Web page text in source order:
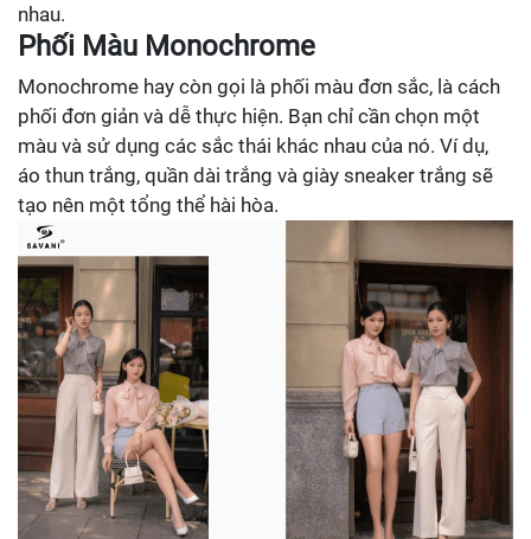
nhau.
Phối Màu Monochrome
Monochrome hay còn gọi là phối màu đơn sắc, là cách
phối đơn giản và dễ thực hiện. Bạn chỉ cần chọn một
màu và sử dụng các sắc thái khác nhau của nó. Ví dụ,
áo thun trắng, quần dài trắng và giày sneaker trắng sẽ
tạo nên một tổng thể hài hòa.